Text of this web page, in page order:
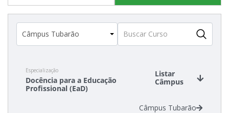
Especialização
Docência para a Educação
Profissional (EaD)
Listar
Câmpus
Câmpus Tubarão